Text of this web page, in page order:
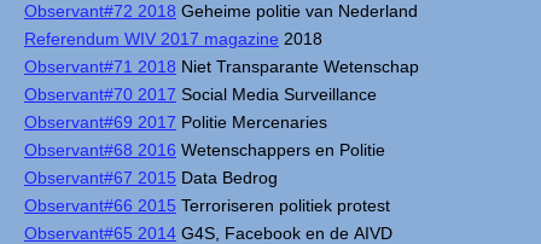
Observant#72 2018 Geheime politie van Nederland
Referendum WIV 2017 magazine 2018
Observant#71 2018 Niet Transparante Wetenschap
Observant#70 2017 Social Media Surveillance
Observant#69 2017 Politie Mercenaries
Observant#68 2016 Wetenschappers en Politie
Observant#67 2015 Data Bedrog
Observant#66 2015 Terroriseren politiek protest
Observant#65 2014 G4S, Facebook en de AIVD